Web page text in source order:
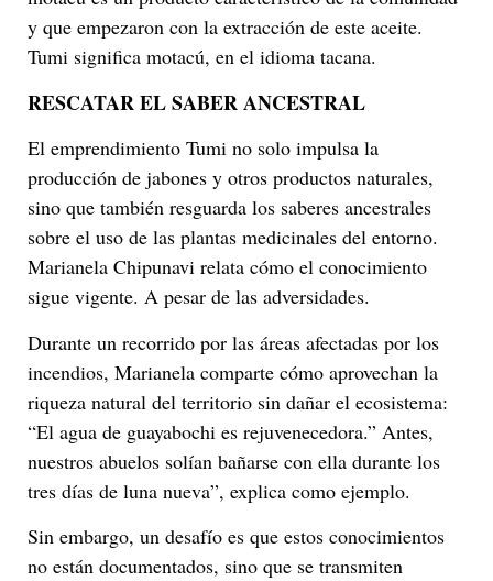
y que empezaron con la extracción de este aceite.
Tumi significa motacú, en el idioma tacana.
RESCATAR EL SABER ANCESTRAL
El emprendimiento Tumi no solo impulsa la
producción de jabones y otros productos naturales,
sino que también resguarda los saberes ancestrales
sobre el uso de las plantas medicinales del entorno.
Marianela Chipunavi relata cómo el conocimiento
sigue vigente. A pesar de las adversidades.
Durante un recorrido por las áreas afectadas por los
incendios, Marianela comparte cómo aprovechan la
riqueza natural del territorio sin dañar el ecosistema:
“El agua de guayabochi es rejuvenecedora.” Antes,
nuestros abuelos solían bañarse con ella durante los
tres días de luna nueva”, explica como ejemplo.
Sin embargo, un desafío es que estos conocimientos
no están documentados, sino que se transmiten